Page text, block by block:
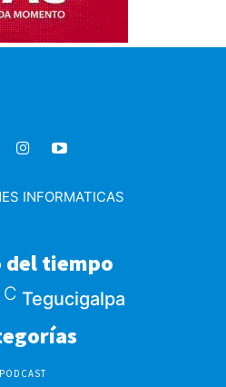
INFORMATICAS
del tiempo
C Tegucigalpa
PODCAST